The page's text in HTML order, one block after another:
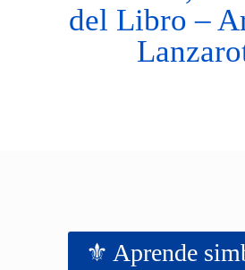
del Libro –
⚜️ Aprende